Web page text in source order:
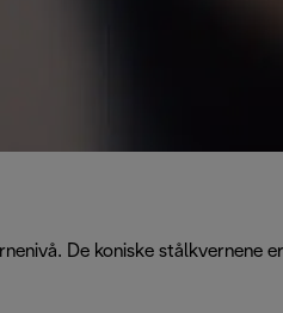
De koniske stålkvernene